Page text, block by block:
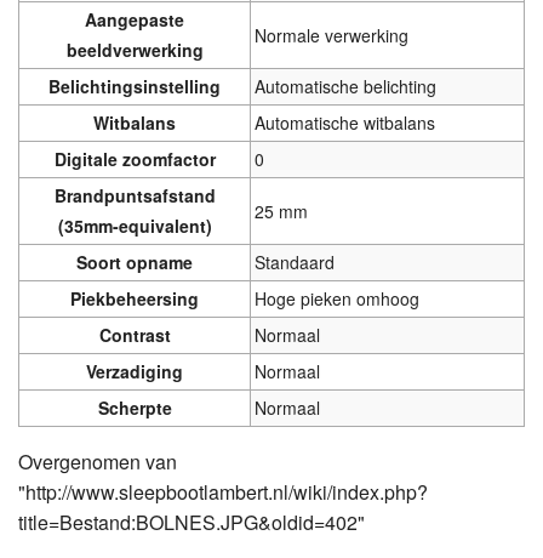
Aangepaste
beeldverwerking
Normale verwerking
Belichtingsinstelling
Automatische belichting
Witbalans
Automatische witbalans
Digitale zoomfactor
0
Brandpuntsafstand
(35mm-equivalent)
25 mm
Soort opname
Standaard
Piekbeheersing
Hoge pieken omhoog
Contrast
Normaal
Verzadiging
Normaal
Scherpte
Normaal
Overgenomen van
"http://www.sleepbootlambert.nl/wiki/index.php?
title=Bestand:BOLNES.JPG&oldid=402"